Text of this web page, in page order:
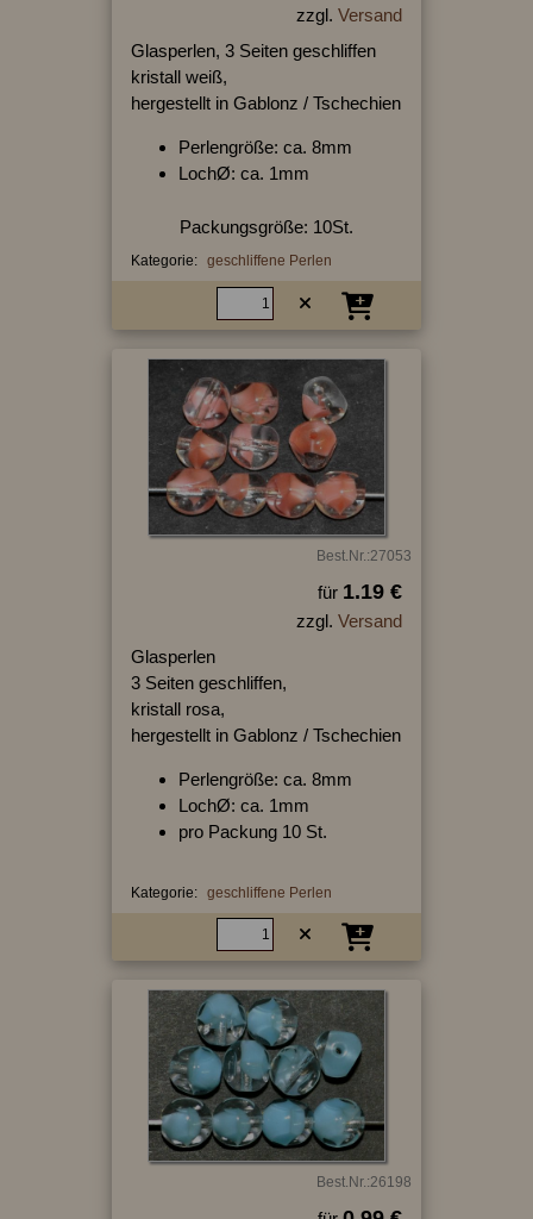
zzgl. Versand
Glasperlen, 3 Seiten geschliffen
kristall weiß,
hergestellt in Gablonz / Tschechien
Perlengröße: ca. 8mm
LochØ: ca. 1mm
Packungsgröße: 10St.
Kategorie: geschliffene Perlen
Best.Nr.:27053
für 1.19 €
zzgl. Versand
Glasperlen
3 Seiten geschliffen,
kristall rosa,
hergestellt in Gablonz / Tschechien
Perlengröße: ca. 8mm
LochØ: ca. 1mm
pro Packung 10 St.
Kategorie: geschliffene Perlen
Best.Nr.:26198